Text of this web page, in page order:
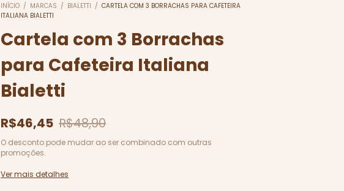
INÍCIO / MARCAS / BIALETTI / CARTELA COM 3 BORRACHAS PARA CAFETEIRA
ITALIANA BIALETTI
Cartela com 3 Borrachas
para Cafeteira Italiana
Bialetti
R$46,45 R$48,90
O desconto pode mudar ao ser combinado com outras
promoções.
Ver mais detalhes